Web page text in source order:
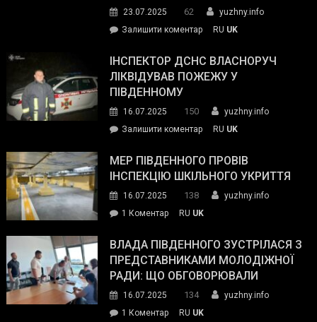
гуманітарну
допомогу
23.07.2025 62
yuzhny.info
Залишити коментарon
провів
нараду
силових
та
органів:
«Наш
спільний
окупанти.
Маємо
діяти
команда
RU UK
ІНСПЕКТОР ДСНС ВЛАСНОРУЧ
ЛІКВІДУВАВ ПОЖЕЖУ У
ПІВДЕННОМУ
16.07.2025 150
yuzhny.info
Залишити коментарon
ДСНС
власноруч
пожежу
у
RU UK
МЕР ПІВДЕННОГО ПРОВІВ
ІНСПЕКЦІЮ ШКІЛЬНОГО УКРИТТЯ
16.07.2025 138
yuzhny.info
1 Коментардо
Південного
провів
інспекцію
RU UK
ВЛАДА ПІВДЕННОГО ЗУСТРІЛАСЯ З
ПРЕДСТАВНИКАМИ МОЛОДІЖНОЇ
РАДИ: ЩО ОБГОВОРЮВАЛИ
16.07.2025 134
yuzhny.info
1 Коментардо
RU UK